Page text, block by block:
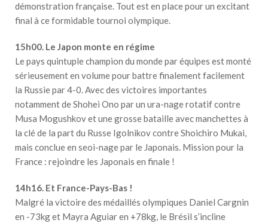
démonstration française. Tout est en place pour un excitant
final à ce formidable tournoi olympique.
15h00. Le Japon monte en régime
Le pays quintuple champion du monde par équipes est monté
sérieusement en volume pour battre finalement facilement
la Russie par 4-0. Avec des victoires importantes
notamment de Shohei Ono par un ura-nage rotatif contre
Musa Mogushkov et une grosse bataille avec manchettes à
la clé de la part du Russe Igolnikov contre Shoichiro Mukai,
mais conclue en seoi-nage par le Japonais. Mission pour la
France : rejoindre les Japonais en finale !
14h16. Et France-Pays-Bas !
Malgré la victoire des médaillés olympiques Daniel Cargnin
en -73kg et Mayra Aguiar en +78kg, le Brésil s’incline